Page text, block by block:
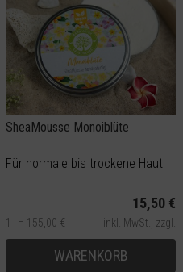
SheaMousse Monoiblüte
Für normale bis trockene Haut
15,50 €
1 l = 155,00 € inkl. MwSt., zzgl.
Versand
WARENKORB